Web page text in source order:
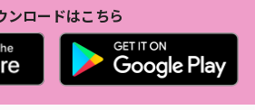
ンロードはこちら